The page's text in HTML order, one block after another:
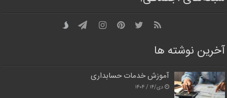
آخرین نوشته ها
آموزش خدمات حسابداری
دی/۱۴ / ۱۴۰۴